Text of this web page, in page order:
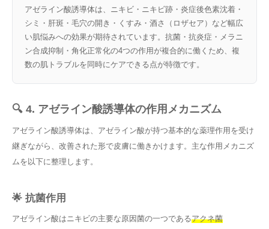
アゼライン酸誘導体は、ニキビ・ニキビ跡・炎症後色素沈着・
シミ・肝斑・毛穴の開き・くすみ・酒さ（ロザセア）など幅広
い肌悩みへの効果が期待されています。抗菌・抗炎症・メラニ
ン合成抑制・角化正常化の4つの作用が複合的に働くため、複
数の肌トラブルを同時にケアできる点が特徴です。
🔍 4. アゼライン酸誘導体の作用メカニズム
アゼライン酸誘導体は、アゼライン酸が持つ基本的な薬理作用を受け
継ぎながら、改善された形で皮膚に働きかけます。主な作用メカニズ
ムを以下に整理します。
🌟 抗菌作用
アゼライン酸はニキビの主要な原因菌の一つであるアクネ菌